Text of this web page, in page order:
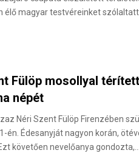
élő magyar testvéreinket
Fülöp mosollyal
népét
Néri Szent Fülöp Firenzében
én. Édesanyját nagyon korán,
követően nevelőanya gondozta,…